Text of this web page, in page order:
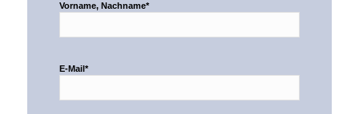
Vorname, Nachname*
E-Mail*